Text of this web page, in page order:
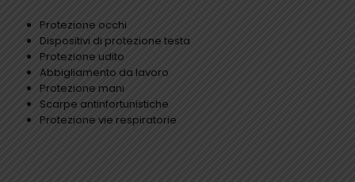
Protezione occhi
Dispositivi di protezione testa
Protezione udito
Abbigliamento da lavoro
Protezione mani
Scarpe antinfortunistiche
Protezione vie respiratorie